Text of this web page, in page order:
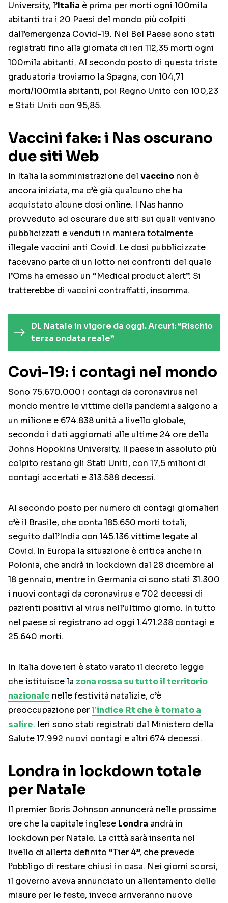
University, l’Italia è prima per morti ogni 100mila
abitanti tra i 20 Paesi del mondo più colpiti
dall’emergenza Covid-19. Nel Bel Paese sono stati
registrati fino alla giornata di ieri 112,35 morti ogni
100mila abitanti. Al secondo posto di questa triste
graduatoria troviamo la Spagna, con 104,71
morti/100mila abitanti, poi Regno Unito con 100,23
e Stati Uniti con 95,85.
Vaccini fake: i Nas oscurano
due siti Web
In Italia la somministrazione del vaccino non è
ancora iniziata, ma c’è già qualcuno che ha
acquistato alcune dosi online. I Nas hanno
provveduto ad oscurare due siti sui quali venivano
pubblicizzati e venduti in maniera totalmente
illegale vaccini anti Covid. Le dosi pubblicizzate
facevano parte di un lotto nei confronti del quale
l’Oms ha emesso un “Medical product alert”. Si
tratterebbe di vaccini contraffatti, insomma.
DL Natale in vigore da oggi. Arcuri: “Rischio
terza ondata reale”
Covi-19: i contagi nel mondo
Sono 75.670.000 i contagi da coronavirus nel
mondo mentre le vittime della pandemia salgono a
un milione e 674.838 unità a livello globale,
secondo i dati aggiornati alle ultime 24 ore della
Johns Hopokins University. Il paese in assoluto più
colpito restano gli Stati Uniti, con 17,5 milioni di
contagi accertati e 313.588 decessi.
Al secondo posto per numero di contagi giornalieri
c’è il Brasile, che conta 185.650 morti totali,
seguito dall’India con 145.136 vittime legate al
Covid. In Europa la situazione è critica anche in
Polonia, che andrà in lockdown dal 28 dicembre al
18 gennaio, mentre in Germania ci sono stati 31.300
i nuovi contagi da coronavirus e 702 decessi di
pazienti positivi al virus nell’ultimo giorno. In tutto
nel paese si registrano ad oggi 1.471.238 contagi e
25.640 morti.
In Italia dove ieri è stato varato il decreto legge
che istituisce la zona rossa su tutto il territorio
nazionale nelle festività natalizie, c’è
preoccupazione per l’indice Rt che è tornato a
salire. Ieri sono stati registrati dal Ministero della
Salute 17.992 nuovi contagi e altri 674 decessi.
Londra in lockdown totale
per Natale
Il premier Boris Johnson annuncerà nelle prossime
ore che la capitale inglese Londra andrà in
lockdown per Natale. La città sarà inserita nel
livello di allerta definito “Tier 4”, che prevede
l’obbligo di restare chiusi in casa. Nei giorni scorsi,
il governo aveva annunciato un allentamento delle
misure per le feste, invece arriveranno nuove